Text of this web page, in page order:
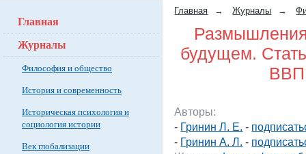
Главная → Журналы →
будущем.
ВВП
Авторы:
- Гринин Л. Е. -
- Гринин А. Л. -
Главная
Журналы
Философия и общество
История и современность
Историческая психология и
социология истории
Век глобализации